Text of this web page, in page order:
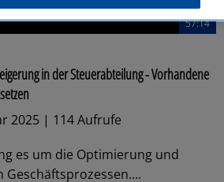
57:14
in der Steuerabteilung - Vorhandene
2025 | 114 Aufrufe
es um die Optimierung und